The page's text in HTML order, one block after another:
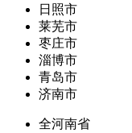
日照市
莱芜市
枣庄市
淄博市
青岛市
济南市
全河南省